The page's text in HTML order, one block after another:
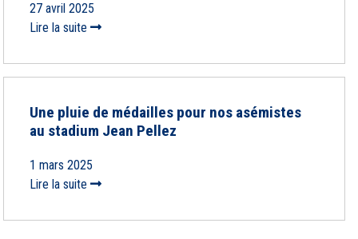
27 avril 2025
Lire la suite
Une pluie de médailles pour nos asémistes
au stadium Jean Pellez
1 mars 2025
Lire la suite